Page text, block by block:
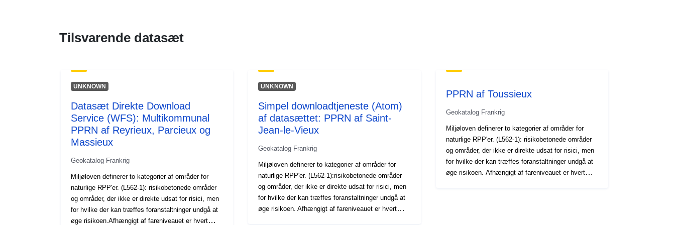
Tilsvarende datasæt
UNKNOWN
Datasæt Direkte Download
Service (WFS): Multikommunal
PPRN af Reyrieux, Parcieux og
Massieux
Geokatalog Frankrig
Miljøloven definerer to kategorier af områder for
naturlige RPP'er. (L562-1): risikobetonede områder
og områder, der ikke er direkte udsat for risici, men
for hvilke der kan træffes foranstaltninger undgå at
øge risikoen.Afhængigt af fareniveauet er hvert
UNKNOWN
Simpel downloadtjeneste (Atom)
af datasættet: PPRN af Saint-
Jean-le-Vieux
Geokatalog Frankrig
Miljøloven definerer to kategorier af områder for
naturlige RPP'er. (L562-1):risikobetonede områder
og områder, der ikke er direkte udsat for risici, men
for hvilke der kan træffes foranstaltninger undgå at
øge risikoen. Afhængigt af fareniveauet er hvert
PPRN af Toussieux
Geokatalog Frankrig
Miljøloven definerer to kategorier af områder for
naturlige RPP'er. (L562-1): risikobetonede områder
og områder, der ikke er direkte udsat for risici, men
for hvilke der kan træffes foranstaltninger undgå at
øge risikoen. Afhængigt af fareniveauet er hvert